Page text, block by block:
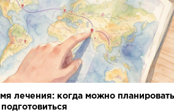
лечения: когда можно планировать